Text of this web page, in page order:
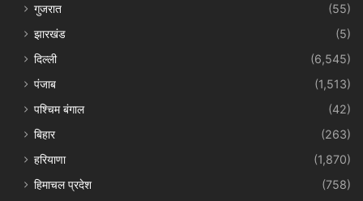
गुजरात
(55)
झारखंड
(5)
दिल्ली
(6,545)
पंजाब
(1,513)
पश्चिम बंगाल
(42)
बिहार
(263)
हरियाणा
(1,870)
हिमाचल प्रदेश
(758)